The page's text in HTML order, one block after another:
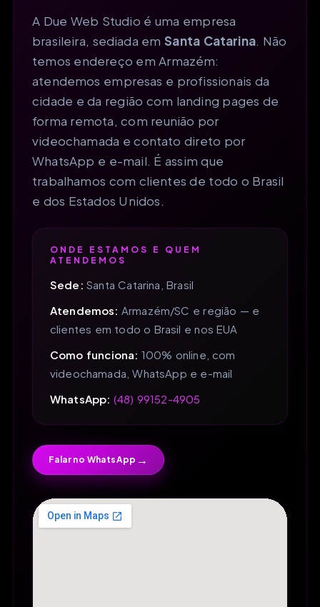
A Due Web Studio é uma empresa
brasileira, sediada emSanta Catarina. Não
temos endereço em Armazém:
atendemos empresas e profissionais da
cidade e da região com landing pages de
forma remota, com reunião por
videochamada e contato direto por
WhatsApp e e-mail. É assim que
trabalhamos com clientes de todo o Brasil
e dos Estados Unidos.
ONDE ESTAMOS E QUEM
ATENDEMOS
Sede: Santa Catarina, Brasil
Atendemos: Armazém/SC e região — e
clientes em todo o Brasil e nos EUA
Como funciona: 100% online, com
videochamada, WhatsApp e e-mail
WhatsApp: (48) 99152-4905
Falar no WhatsApp →